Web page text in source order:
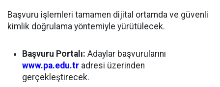
Başvuru işlemleri tamamen dijital ortamda ve güvenli
kimlik doğrulama yöntemiyle yürütülecek.
Başvuru Portalı: Adaylar başvurularını
www.pa.edu.tr adresi üzerinden
gerçekleştirecek.